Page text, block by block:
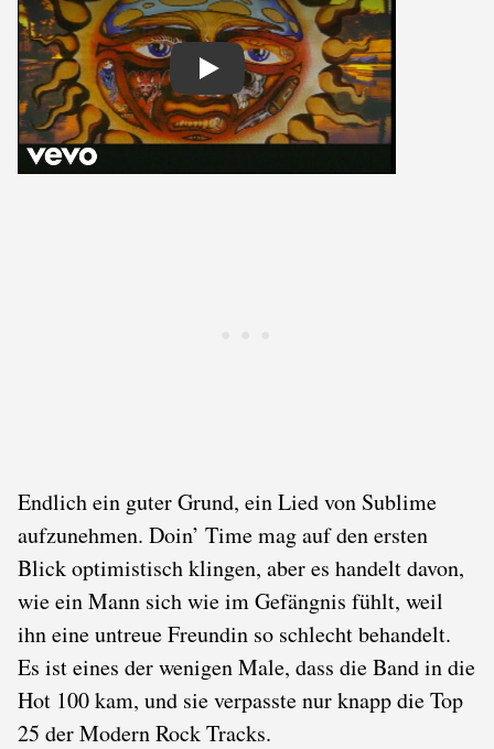
Play
Endlich ein guter Grund, ein Lied von Sublime
aufzunehmen. Doin’ Time mag auf den ersten
Blick optimistisch klingen, aber es handelt davon,
wie ein Mann sich wie im Gefängnis fühlt, weil
ihn eine untreue Freundin so schlecht behandelt.
Es ist eines der wenigen Male, dass die Band in die
Hot 100 kam, und sie verpasste nur knapp die Top
25 der Modern Rock Tracks.